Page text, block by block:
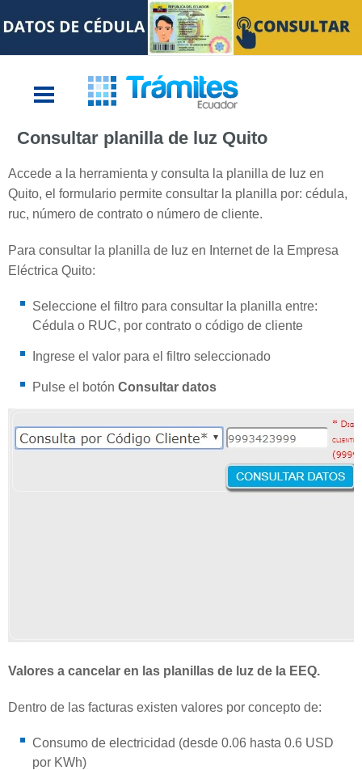
Consultar planilla de luz Quito
Accede a la herramienta y consulta la planilla de luz en
Quito, el formulario permite consultar la planilla por: cédula,
ruc, número de contrato o número de cliente.
Para consultar la planilla de luz en Internet de la Empresa
Eléctrica Quito:
Seleccione el filtro para consultar la planilla entre:
Cédula o RUC, por contrato o código de cliente
Ingrese el valor para el filtro seleccionado
Pulse el botón Consultar datos
Valores a cancelar en las planillas de luz de la EEQ.
Dentro de las facturas existen valores por concepto de:
Consumo de electricidad (desde 0.06 hasta 0.6 USD
por KWh)